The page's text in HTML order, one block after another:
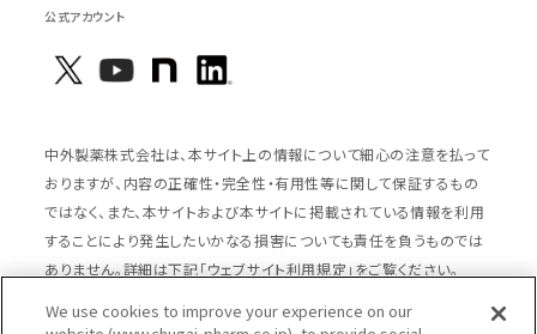
公式アカウント
中外製薬株式会社は、本サイト上の情報について細心の注意を払って
おりますが、内容の正確性・完全性・有用性等に関して保証するもの
ではなく、また、本サイトおよび本サイトに掲載されている情報を利用
することにより発生したいかなる損害についても責任を負うものでは
ありません。詳細は下記「ウェブサイト利用規定」をご覧ください。
We use cookies to improve your experience on our